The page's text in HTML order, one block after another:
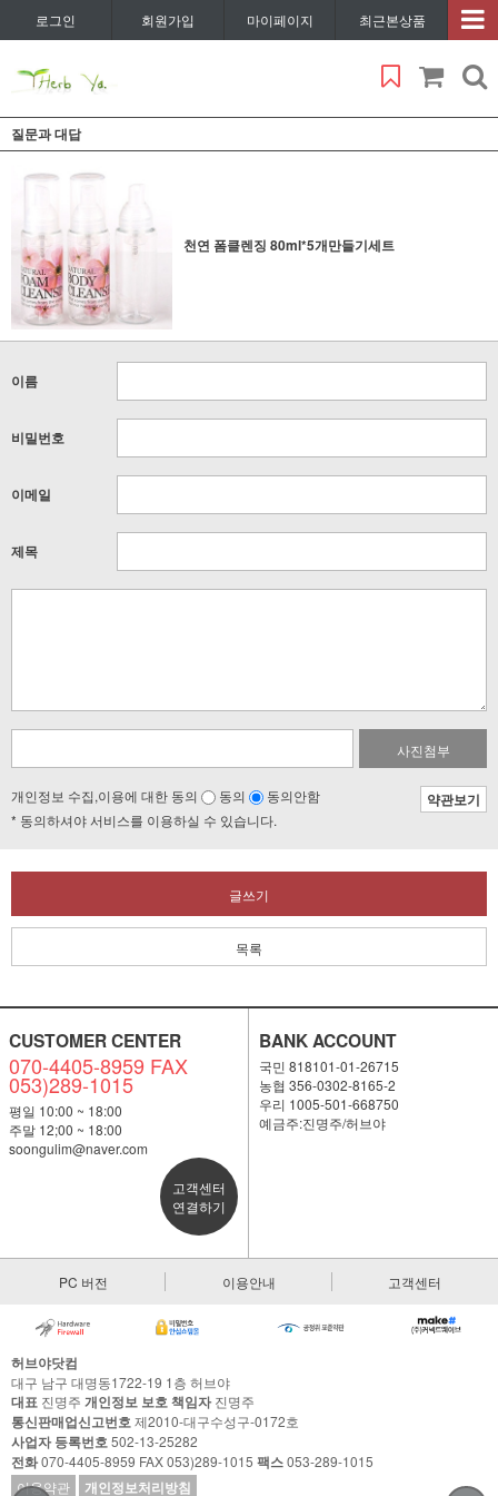
로그인 회원가입 마이페이지 최근본상품
질문과 대답
천연 폼클렌징 80ml*5개만들기세트
이름
비밀번호
이메일
제목
사진첨부
개인정보 수집,이용에 대한 동의 동의 동의안함 약관보기
* 동의하셔야 서비스를 이용하실 수 있습니다.
글쓰기
목록
CUSTOMER CENTER
070-4405-8959 FAX
053)289-1015
평일 10:00 ~ 18:00
주말 12;00 ~ 18:00
soongulim@naver.com
고객센터
연결하기
BANK ACCOUNT
국민 818101-01-26715
농협 356-0302-8165-2
우리 1005-501-668750
예금주:진명주/허브야
PC 버전 이용안내 고객센터
허브야닷컴
대구 남구 대명동1722-19 1층 허브야
대표 진명주 개인정보 보호 책임자진명주
통신판매업신고번호제2010-대구수성구-0172호
사업자 등록번호502-13-25282
전화070-4405-8959 FAX 053)289-1015 팩스053-289-1015
이용약관
개인정보처리방침